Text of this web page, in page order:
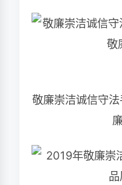
敬廉崇洁诚信守